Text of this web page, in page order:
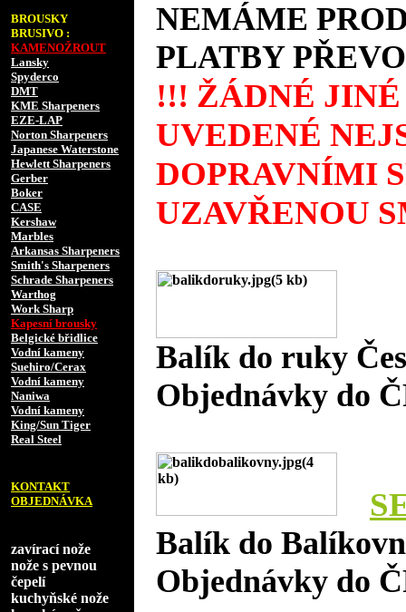
BROUSKY
BRUSIVO :
KAMENOŽROUT
Lansky
Spyderco
DMT
KME Sharpeners
EZE-LAP
Norton Sharpeners
Japanese Waterstone
Hewlett Sharpeners
Gerber
Boker
CASE
Kershaw
Marbles
Arkansas Sharpeners
Smith's Sharpeners
Schrade Sharpeners
Warthog
Work Sharp
Kapesní brousky
Belgické břidlice
Vodní kameny
Suehiro/Cerax
Vodní kameny
Naniwa
Vodní kameny
King/Sun Tiger
Real Steel
KONTAKT
OBJEDNÁVKA
zavírací nože
nože s pevnou
čepelí
kuchyňské nože
NEMÁME
PLATBY
!!! ŽÁDNÉ JINÉ
UVEDENÉ
DOPRAVNÍMI
UZAVŘENOU
Balík do ruky
Objednávky do
Balík do
Objednávky do